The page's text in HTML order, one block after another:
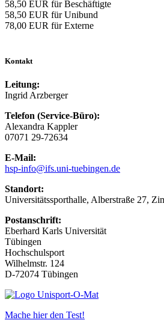
58,50 EUR für Beschäftigte
58,50 EUR für Unibund
78,00 EUR für Externe
Kontakt
Leitung:
Ingrid Arzberger
Telefon (Service-Büro):
Alexandra Kappler
07071 29-72634
E-Mail:
hsp-info@ifs.uni-tuebingen.de
Standort:
Universitätssporthalle, Alberstraße 27,
Postanschrift:
Eberhard Karls Universität
Tübingen
Hochschulsport
Wilhelmstr. 124
D-72074 Tübingen
Mache hier den Test!